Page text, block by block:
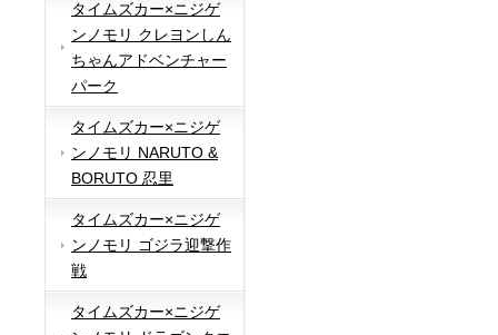
タイムズカー×ニジゲ
ンノモリ クレヨンしん
ちゃんアドベンチャー
パーク
タイムズカー×ニジゲ
ンノモリ NARUTO &
BORUTO 忍里
タイムズカー×ニジゲ
ンノモリ ゴジラ迎撃作
戦
タイムズカー×ニジゲ